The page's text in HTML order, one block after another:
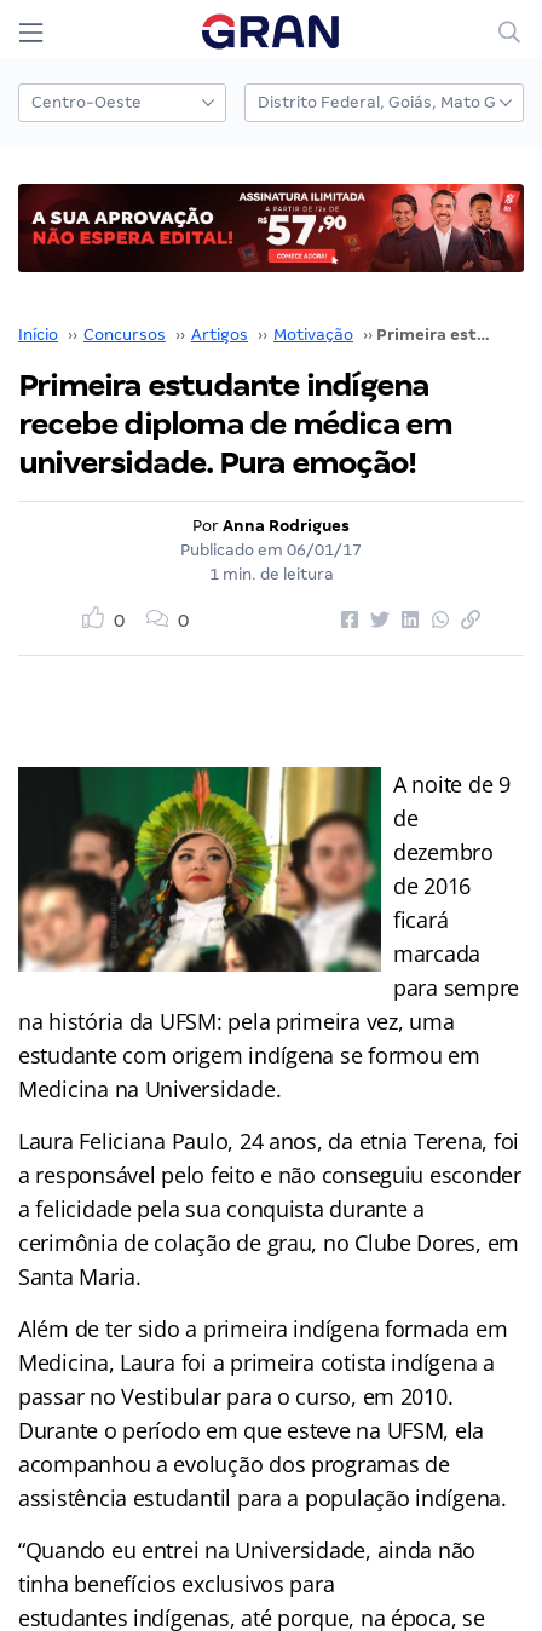
Início ›› Concursos ›› Artigos ›› Motivação ›› Primeira estudante indígena recebe diploma de médica em universidade. Pura emoção!
Primeira estudante indígena
recebe diploma de médica em
universidade. Pura emoção!
Por Anna Rodrigues
Publicado em 06/01/17
1 min. de leitura
0 0
A noite de 9
de
dezembro
de 2016
ficará
marcada
para sempre
na história da UFSM: pela primeira vez, uma
estudante com origem indígena se formou em
Medicina na Universidade.
Laura Feliciana Paulo, 24 anos, da etnia Terena, foi
a responsável pelo feito e não conseguiu esconder
a felicidade pela sua conquista durante a
cerimônia de colação de grau, no Clube Dores, em
Santa Maria.
Além de ter sido a primeira indígena formada em
Medicina, Laura foi a primeira cotista indígena a
passar no Vestibular para o curso, em 2010.
Durante o período em que esteve na UFSM, ela
acompanhou a evolução dos programas de
assistência estudantil para a população indígena.
“Quando eu entrei na Universidade, ainda não
tinha benefícios exclusivos para
estudantes indígenas, até porque, na época, se